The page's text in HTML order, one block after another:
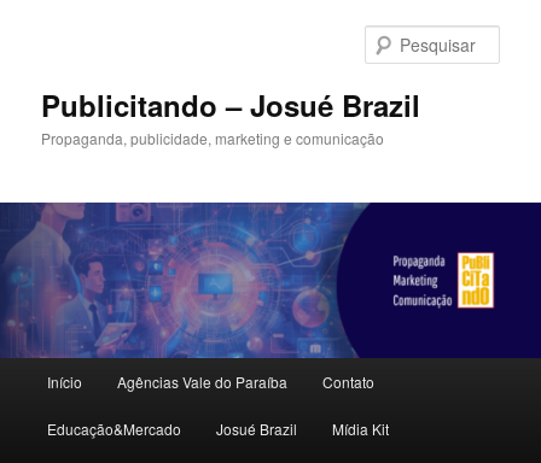
principal
secundárioPublicitando – Josué Brazil
Propaganda, publicidade, marketing e comunicação
principal
Início Agências Vale do Paraíba Contato
Educação&Mercado Josué Brazil Mídia Kit